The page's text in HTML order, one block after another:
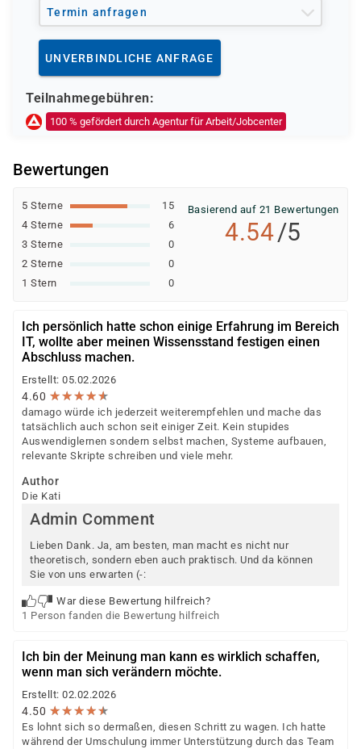
Arbeit)
Deutsche Rentenversicherung
Europäischer Sozialfonds (ESF)
Weitere öffentliche oder private Kostenträger
Ob eine Förderung oder Kostenübernahme möglich ist,
individuellen Prüfung Ihrer persönlichen
Voraussetzungen und Förderfähigkeit.
Termin anfragen
UNVERBINDLICHE ANFRAGE
Teilnahmegebühren:
100 % gefördert durch Agentur für Arbeit/Jobcenter
Bewertungen
5 Sterne
15
4 Sterne
6
3 Sterne
0
2 Sterne
0
1 Stern
0
Basierend auf 21 Bewertungen
4.54/5
Ich persönlich hatte schon einige Erfahrung im Bereich
IT, wollte aber meinen Wissensstand festigen einen
Abschluss machen.
Erstellt: 05.02.2026
4.60 ★★★★★
★★★★★
damago würde ich jederzeit weiterempfehlen und mache das
tatsächlich auch schon seit einiger Zeit. Kein stupides
Auswendiglernen sondern selbst machen, Systeme aufbauen,
relevante Skripte schreiben und viele mehr.
Author
Die Kati
Admin Comment
Lieben Dank. Ja, am besten, man macht es nicht nur
theoretisch, sondern eben auch praktisch. Und da können
Sie von uns erwarten (-:
War diese Bewertung hilfreich?
1 Person fanden die Bewertung hilfreich
Ich bin der Meinung man kann es wirklich schaffen,
wenn man sich verändern möchte.
Erstellt: 02.02.2026
4.50 ★★★★★
★★★★★
Es lohnt sich so dermaßen, diesen Schritt zu wagen. Ich hatte
während der Umschulung immer Unterstützung durch das Team